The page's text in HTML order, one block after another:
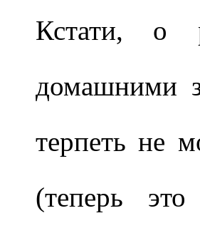
Кстати, о
домашними
терпеть не
(теперь